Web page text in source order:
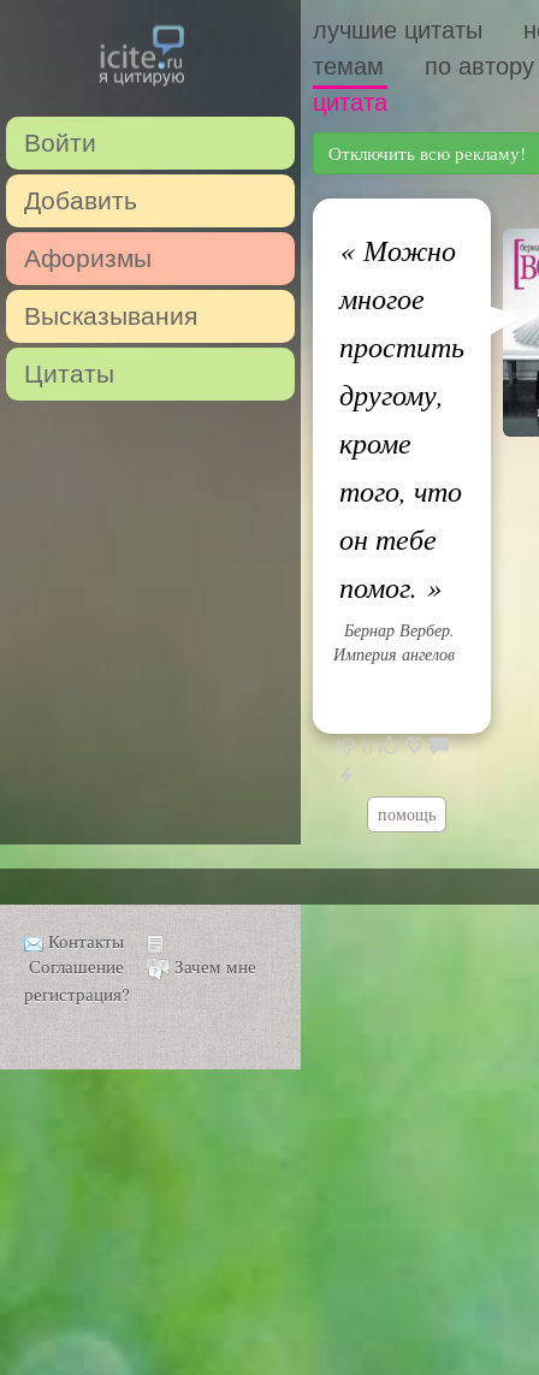
Войти
Добавить
Афоризмы
Высказывания
Цитаты
лучшие цитаты
темам
по автору
цитата
Отключить всю рекламу!
«Можно
многое
простить
другому,
кроме
того, что
он тебе
помог. »
Бернар Вербер.
Империя ангелов
0
помощь
Контакты
Соглашение
Зачем мне
регистрация?